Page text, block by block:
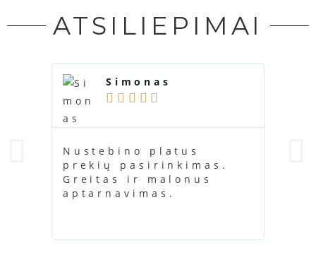
ATSILIEPIMAI
Simonas
    
Nustebino platus
prekių pasirinkimas.
Greitas ir malonus
aptarnavimas.